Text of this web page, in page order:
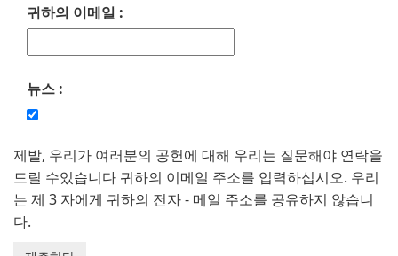
귀하의 이메일 :
뉴스 :
제발, 우리가 여러분의 공헌에 대해 우리는 질문해야 연락을
드릴 수있습니다 귀하의 이메일 주소를 입력하십시오. 우리
는 제 3 자에게 귀하의 전자 - 메일 주소를 공유하지 않습니
다.